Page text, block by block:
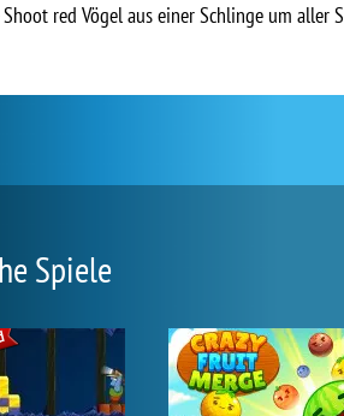
Shoot red Vögel aus einer Schlinge um
Spiele